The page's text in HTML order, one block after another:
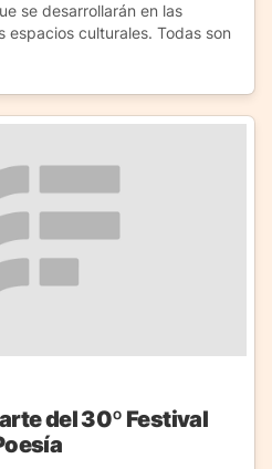
se desarrollarán en las
espacios culturales. Todas son
del 30º Festival